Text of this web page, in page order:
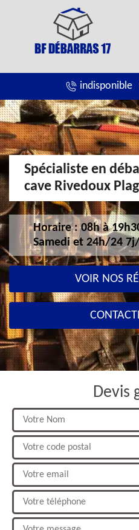
indisponible
Spécialiste en
cave Rivedoux
Horaire : 08h à
Samedi et 24h/24
VOIR NOS
Devis